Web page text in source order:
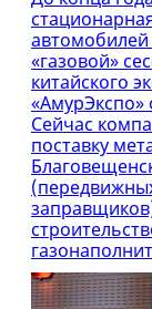
«газовой»
китайского
«АмурЭкспо»
Сейчас
поставку